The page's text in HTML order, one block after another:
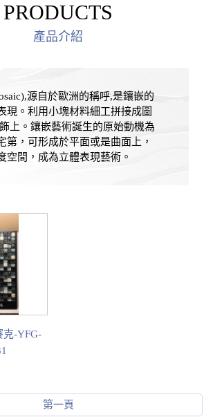
PRODUCTS
產品介紹
源自於歐洲的稱呼,是鑲嵌的
現。利用小塊材料細工拼接成圖
上。鑲嵌藝術誕生的原始動機為
第，可形成於平面或是曲面上，
空間，成為立體表現藝術。
克-YFG-
第一頁